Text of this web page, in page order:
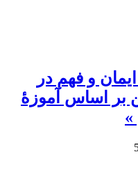
و فهم در
بر اساس آموزۀ
»